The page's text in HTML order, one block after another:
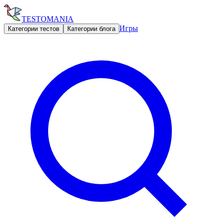
TESTOMANIA
Категории тестов Категории блога Игры